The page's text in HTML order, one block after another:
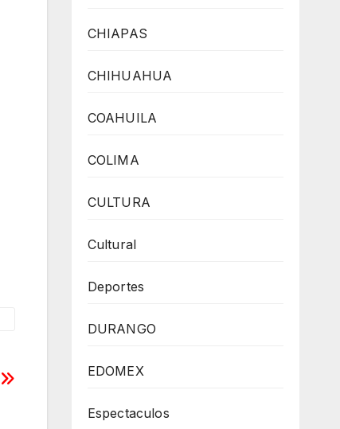
CHIAPAS
CHIHUAHUA
COAHUILA
COLIMA
CULTURA
Cultural
Deportes
DURANGO
EDOMEX
Espectaculos